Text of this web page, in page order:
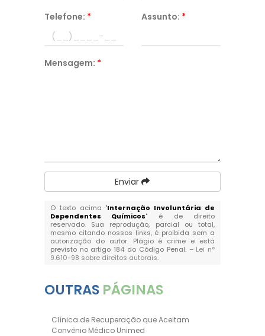
Telefone: * Assunto: *
Mensagem: *
Enviar
O texto acima "Internação Involuntária de
Dependentes Químicos" é de direito
reservado. Sua reprodução, parcial ou total,
mesmo citando nossos links, é proibida sem a
autorização do autor. Plágio é crime e está
previsto no artigo 184 do Código Penal. – Lei n°
9.610-98 sobre direitos autorais.
OUTRAS PÁGINAS
Clínica de Recuperação que Aceitam
Convênio Médico Unimed